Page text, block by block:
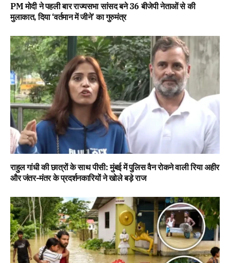
PM मोदी ने पहली बार राज्यसभा सांसद बने 36 बीजेपी नेताओं से की
मुलाकात, दिया ‘वर्तमान में जीने’ का गुरुमंत्र
राहुल गांधी की छात्रों के साथ पीसी: मुंबई में पुलिस वैन रोकने वाली रिया अहीर
और जंतर-मंतर के प्रदर्शनकारियों ने खोले बड़े राज